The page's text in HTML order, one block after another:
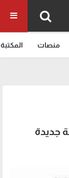
منصات المكتبة
جديدة